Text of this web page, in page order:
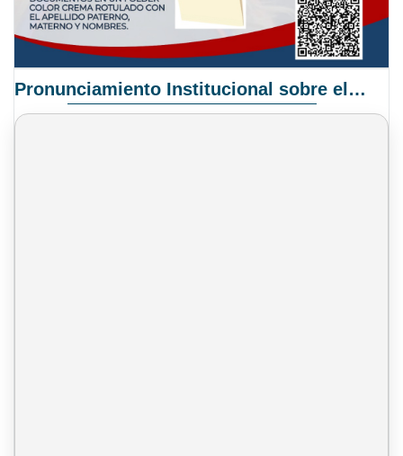
Pronunciamiento Institucional sobre el Proyecto de Ley N° 068/2025-2026 C.S.